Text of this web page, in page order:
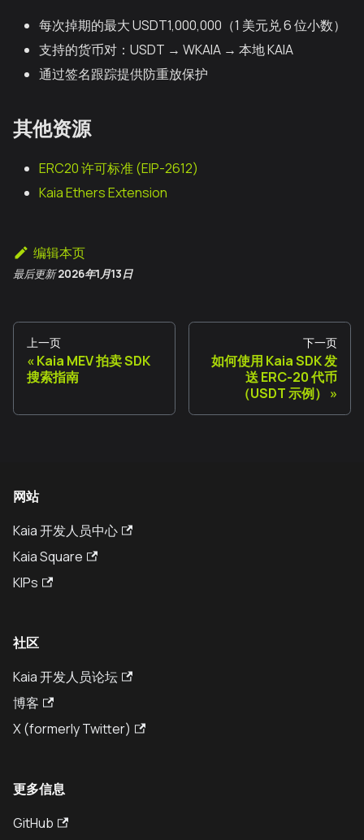
每次掉期的最大 USDT1,000,000（1 美元兑 6 位小数）
支持的货币对：USDT → WKAIA → 本地 KAIA
通过签名跟踪提供防重放保护
其他资源
ERC20 许可标准 (EIP-2612)
Kaia Ethers Extension
编辑本页
最后更新 2026年1月13日
上一页
Kaia MEV 拍卖 SDK
搜索指南
下一页
如何使用 Kaia SDK 发
送 ERC-20 代币
（USDT 示例）
网站
Kaia 开发人员中心
Kaia Square
KIPs
社区
Kaia 开发人员论坛
博客
X (formerly Twitter)
更多信息
GitHub